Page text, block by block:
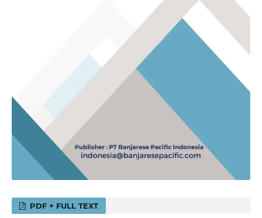
PDF + FULL TEXT